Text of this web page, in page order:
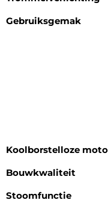
Gebruiksgemak
Koolborstelloze
Bouwkwaliteit
Stoomfunctie